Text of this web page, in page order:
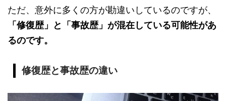
ただ、意外に多くの方が勘違いしているのですが、
「修復歴」と「事故歴」が混在している可能性があ
るのです。
修復歴と事故歴の違い